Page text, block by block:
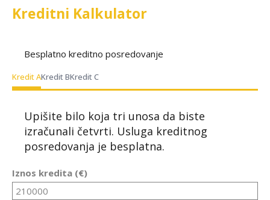
Kreditni Kalkulator
Besplatno kreditno posredovanje
Kredit AKredit BKredit C
Upišite bilo koja tri unosa da biste
izračunali četvrti. Usluga kreditnog
posredovanja je besplatna.
Iznos kredita (€)